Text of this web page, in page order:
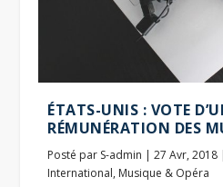
ÉTATS-UNIS : VOTE
RÉMUNÉRATION DES
Posté par S-admin |27 Avr, 2018
International, Musique & Opéra